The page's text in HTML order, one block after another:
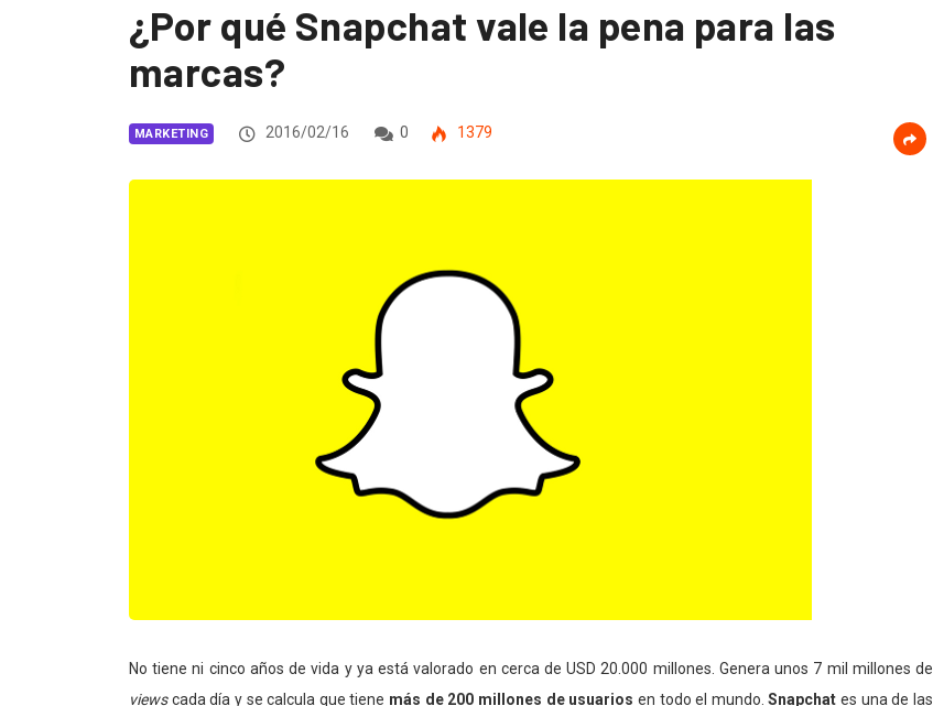
¿Por qué Snapchat vale la pena para las
marcas?
MARKETING 2016/02/16 0 1379
No tiene ni cinco años de vida y ya está valorado en cerca de USD 20.000 millones. Genera unos 7 mil millones de
viewscada día y se calcula que tiene más de 200 millones de usuarios en todo el mundo.Snapchat es una de las